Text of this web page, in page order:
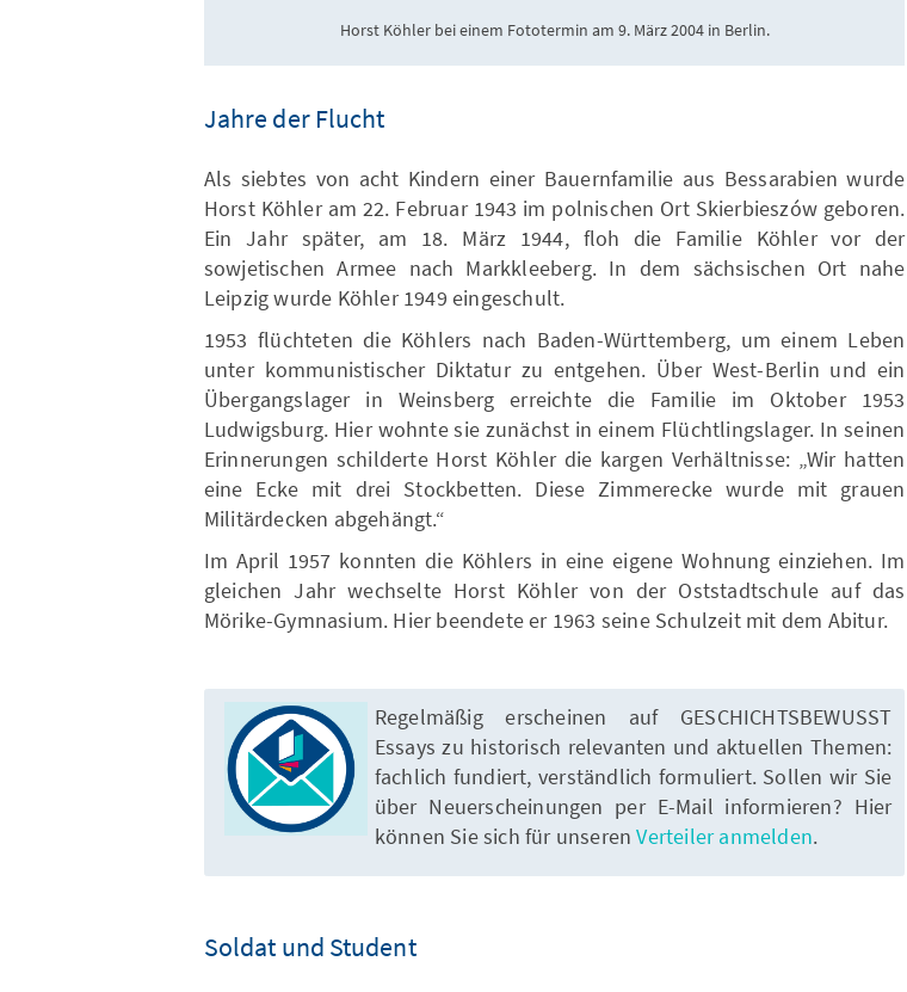
Horst Köhler bei einem Fototermin am 9. März 2004 in Berlin.
Jahre der Flucht
Als siebtes von acht Kindern einer Bauernfamilie aus Bessarabien wurde
Horst Köhler am 22. Februar 1943 im polnischen Ort Skierbieszów geboren.
Ein Jahr später, am 18. März 1944, floh die Familie Köhler vor der
sowjetischen Armee nach Markkleeberg. In dem sächsischen Ort nahe
Leipzig wurde Köhler 1949 eingeschult.
1953 flüchteten die Köhlers nach Baden-Württemberg, um einem Leben
unter kommunistischer Diktatur zu entgehen. Über West-Berlin und ein
Übergangslager in Weinsberg erreichte die Familie im Oktober 1953
Ludwigsburg. Hier wohnte sie zunächst in einem Flüchtlingslager. In seinen
Erinnerungen schilderte Horst Köhler die kargen Verhältnisse: „Wir hatten
eine Ecke mit drei Stockbetten. Diese Zimmerecke wurde mit grauen
Militärdecken abgehängt.“
Im April 1957 konnten die Köhlers in eine eigene Wohnung einziehen. Im
gleichen Jahr wechselte Horst Köhler von der Oststadtschule auf das
Mörike-Gymnasium. Hier beendete er 1963 seine Schulzeit mit dem Abitur.
Regelmäßig erscheinen auf GESCHICHTSBEWUSST
Essays zu historisch relevanten und aktuellen Themen:
fachlich fundiert, verständlich formuliert. Sollen wir Sie
über Neuerscheinungen per E-Mail informieren? Hier
können Sie sich für unserenVerteiler anmelden.
Soldat und Student